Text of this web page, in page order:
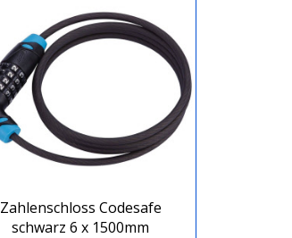
Zahlenschloss Codesafe
schwarz 6 x 1500mm